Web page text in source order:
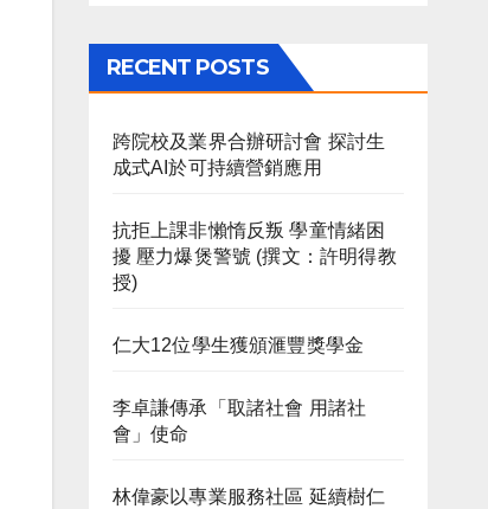
RECENT POSTS
跨院校及業界合辦研討會 探討生
成式AI於可持續營銷應用
抗拒上課非懶惰反叛 學童情緒困
擾 壓力爆煲警號 (撰文：許明得教
授)
仁大12位學生獲頒滙豐獎學金
李卓謙傳承「取諸社會 用諸社
會」使命
林偉豪以專業服務社區 延續樹仁